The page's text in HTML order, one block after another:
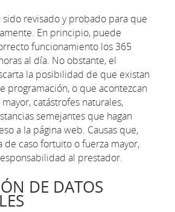
sido revisado y probado para que
En principio, puede
funcionamiento los 365
al día. No obstante, el
la posibilidad de que existan
programación, o que acontezcan
catástrofes naturales,
semejantes que hagan
a la página web. Causas que,
de caso fortuito o fuerza mayor,
al prestador.
DE DATOS